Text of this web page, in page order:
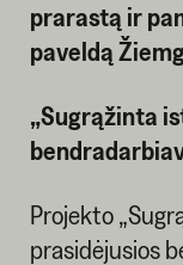
prarastą ir
paveldą
„Sugrąžinta
Projekto
prasidėjusios